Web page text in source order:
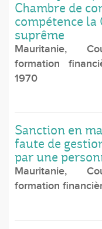
Chambre de
compétence la
suprême
Mauritanie,
formation
1970
Sanction en
faute de
par une
Mauritanie,
formation